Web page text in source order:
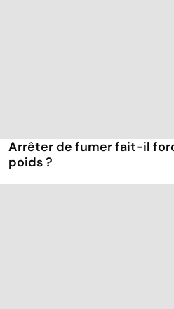
Arrêter de fumer fait-il
poids ?